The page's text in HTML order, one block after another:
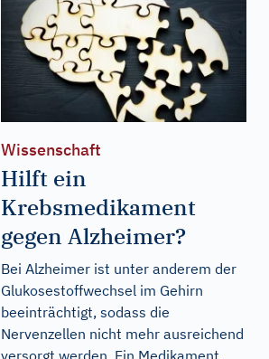
Wissenschaft
Hilft ein
Krebsmedikament
gegen Alzheimer?
Bei Alzheimer ist unter anderem der
Glukosestoffwechsel im Gehirn
beeinträchtigt, sodass die
Nervenzellen nicht mehr ausreichend
versorgt werden. Ein Medikament,